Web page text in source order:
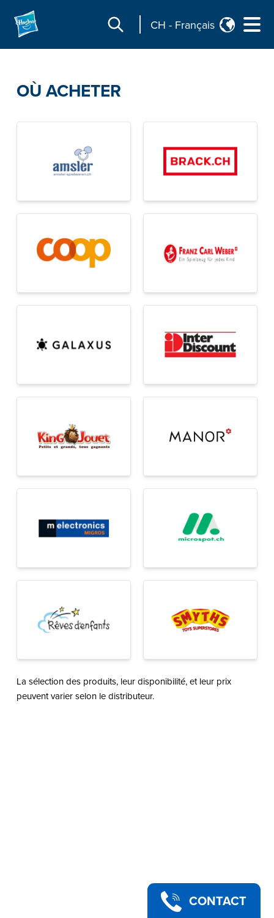
CH - Français
OÙ ACHETER
La sélection des produits, leur disponibilité, et leur prix
peuvent varier selon le distributeur.
CONTACT